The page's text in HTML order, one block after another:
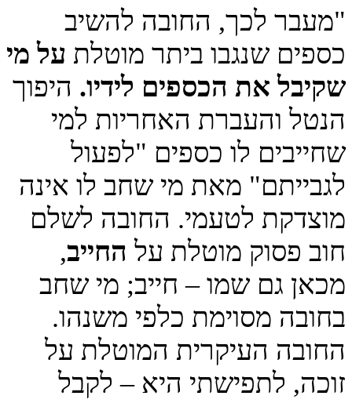
"מעבר לכך, החובה להשיב
כספים שנגבו ביתר מוטלת על מי
שקיבל את הכספים לידיו. היפוך
הנטל והעברת האחריות למי
שחייבים לו כספים "לפעול
לגבייתם" מאת מי שחב לו אינה
מוצדקת לטעמי. החובה לשלם
חוב פסוק מוטלת על החייב,
מכאן גם שמו – חייב; מי שחב
בחובה מסוימת כלפי משנהו.
החובה העיקרית המוטלת על
זוכה, לתפישתי היא – לקבל